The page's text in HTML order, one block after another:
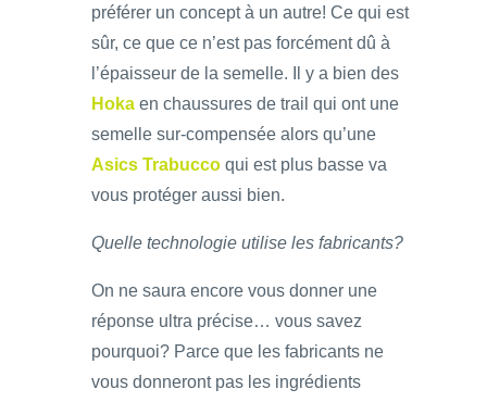
préférer un concept à un autre! Ce qui est
sûr, ce que ce n’est pas forcément dû à
l’épaisseur de la semelle. Il y a bien des
Hoka en chaussures de trail qui ont une
semelle sur-compensée alors qu’une
Asics Trabucco qui est plus basse va
vous protéger aussi bien.
Quelle technologie utilise les fabricants?
On ne saura encore vous donner une
réponse ultra précise… vous savez
pourquoi? Parce que les fabricants ne
vous donneront pas les ingrédients